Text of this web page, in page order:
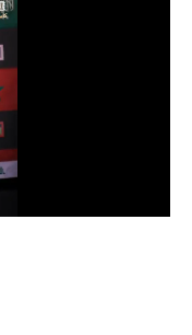
الدوري السعودي